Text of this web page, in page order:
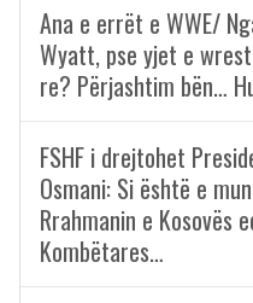
Ana e errët e WWE/
Wyatt, pse yjet e
re? Përjashtim bën…
FSHF i drejtohet
Osmani: Si është e
Rrahmanin e Kosovës
Kombëtares…